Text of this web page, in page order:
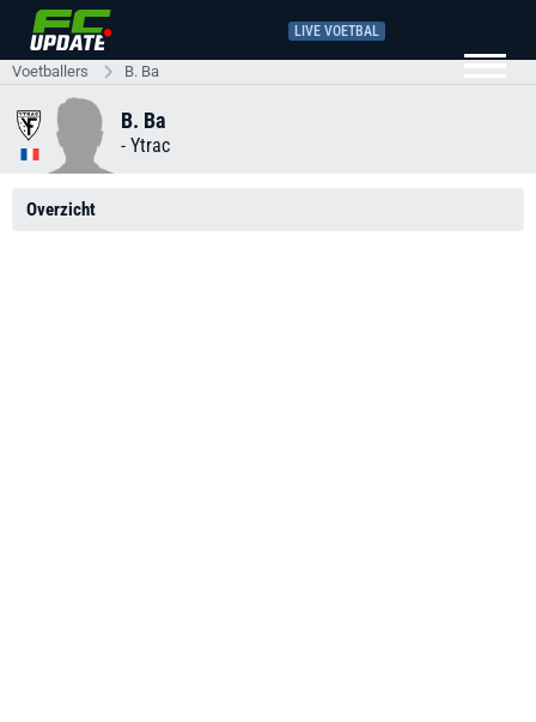
LIVE VOETBAL
Voetballers B. Ba
B. Ba
- Ytrac
Overzicht